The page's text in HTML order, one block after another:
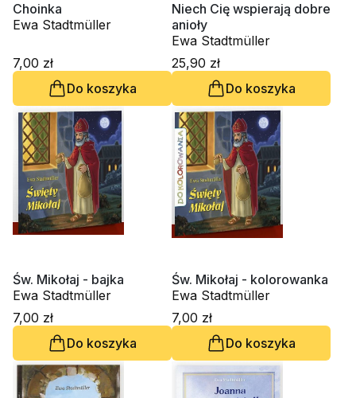
Choinka
Ewa Stadtmüller
7,00 zł
Do koszyka
Niech Cię wspierają dobre
anioły
Ewa Stadtmüller
25,90 zł
Do koszyka
Św. Mikołaj - bajka
Ewa Stadtmüller
7,00 zł
Do koszyka
Św. Mikołaj - kolorowanka
Ewa Stadtmüller
7,00 zł
Do koszyka